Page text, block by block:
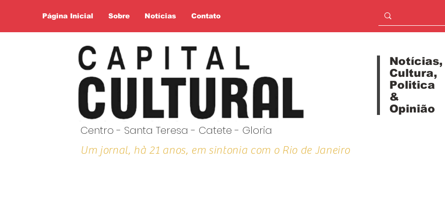
Página Inicial Sobre Notícias Contato
Centro - Santa Teresa - Catete - Gloria
Notícias,
Cultura,
Politica
&
Opinião
Um jornal, hà 21 anos, em sintonia com o Rio de Janeiro